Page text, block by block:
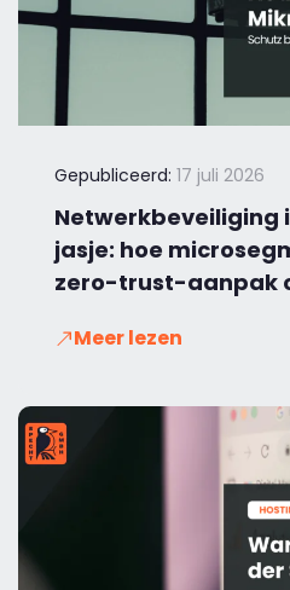
Gepubliceerd: 17 juli 2026
Netwerkbeveiliging
jasje: hoe
zero-trust-aanpak
Meer lezen